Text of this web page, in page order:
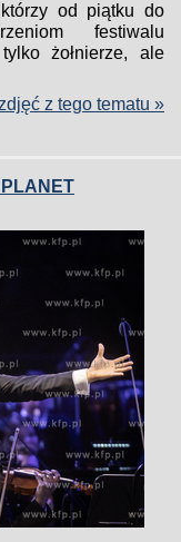
od piątku do
festiwalu
żołnierze, ale
z tego tematu »